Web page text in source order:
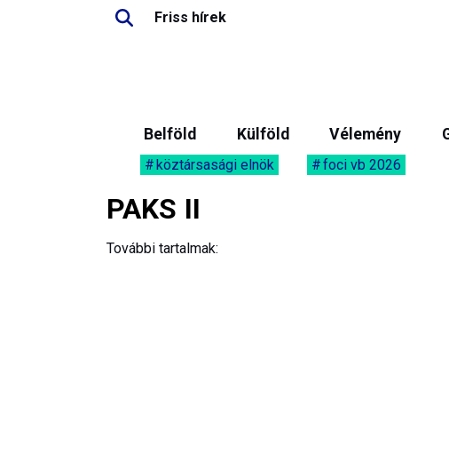
Friss hírek
Belföld Külföld Vélemény
köztársasági elnök foci vb 2026
PAKS II
További tartalmak: